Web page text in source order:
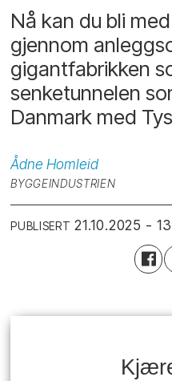
Nå kan du bli
gjennom
gigantfabrikken
senketunnelen
Danmark med
Ådne Homleid
BYGGEINDUSTRIEN
PUBLISERT 21.10.2025 -